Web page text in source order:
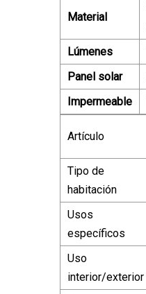
Material
Lúmenes
Panel solar
Impermeable
Artículo
Tipo de
habitación
Usos
específicos
Uso
interior/exterior